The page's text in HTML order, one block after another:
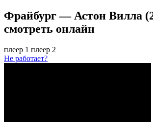
Фрайбург — Астон Вилла
смотреть онлайн
плеер 1 плеер 2
Не работает?